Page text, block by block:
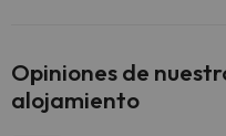
Opiniones de
alojamiento